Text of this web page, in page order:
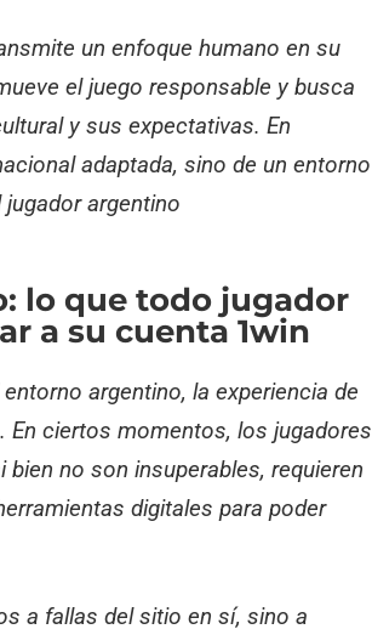
un enfoque humano en su
el juego responsable y busca
y sus expectativas. En
adaptada, sino de un entorno
argentino
lo que todo jugador
a su cuenta 1win
argentino, la experiencia de
ciertos momentos, los jugadores
no son insuperables, requieren
digitales para poder
a fallas del sitio en sí, sino a